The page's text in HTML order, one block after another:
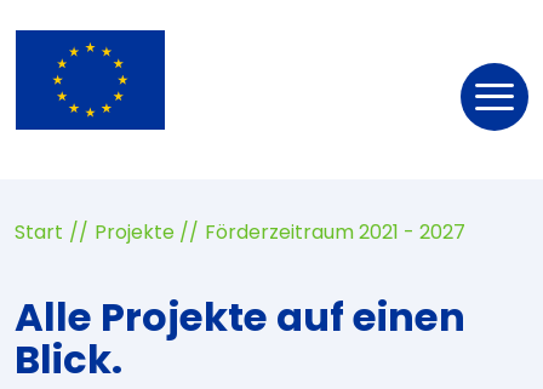
Start Projekte Förderzeitraum 2021 - 2027
Alle Projekte auf einen
Blick.